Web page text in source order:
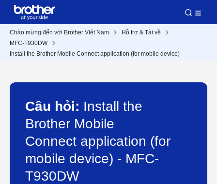
Chào mừng đến với Brother Việt Nam
Hỗ trợ & Tải về
MFC-T930DW
Install the Brother Mobile Connect application (for mobile device)
Câu hỏi: Install the
Brother Mobile
Connect application (for
mobile device) - MFC-
T930DW